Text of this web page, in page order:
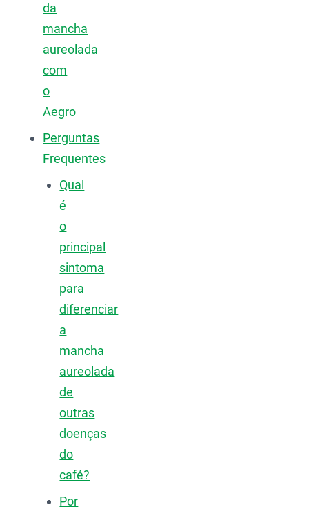
da
mancha
aureolada
com
o
Aegro
Perguntas
Frequentes
Qual
é
o
principal
sintoma
para
diferenciar
a
mancha
aureolada
de
outras
doenças
do
café?
Por